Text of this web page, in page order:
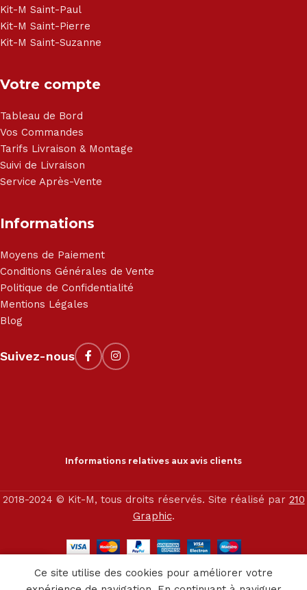
Kit-M Saint-Paul
Kit-M Saint-Pierre
Kit-M Saint-Suzanne
Votre compte
Tableau de Bord
Vos Commandes
Tarifs Livraison & Montage
Suivi de Livraison
Service Après-Vente
Informations
Moyens de Paiement
Conditions Générales de Vente
Politique de Confidentialité
Mentions Légales
Blog
Suivez-nous
Informations relatives aux avis clients
2018-2024 © Kit-M, tous droits réservés. Site réalisé par 210
Graphic.
Ce site utilise des cookies pour améliorer votre